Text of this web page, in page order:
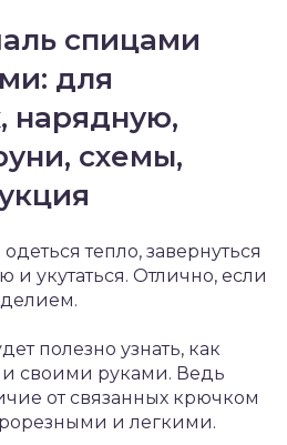
спицами
для
нарядную,
схемы,
тепло, завернуться
и укутаться. Отлично, если
полезно узнать, как
своими руками. Ведь
от связанных крючком
и легкими.